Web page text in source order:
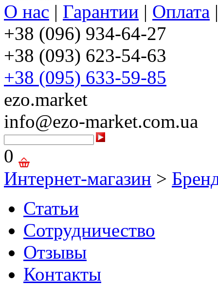
О нас | Гарантии | Оплата
+38 (096) 934-64-27
+38 (093) 623-54-63
+38 (095) 633-59-85
ezo.market
info@ezo-market.com.ua
0
Интернет-магазин >
Статьи
Сотрудничество
Отзывы
Контакты